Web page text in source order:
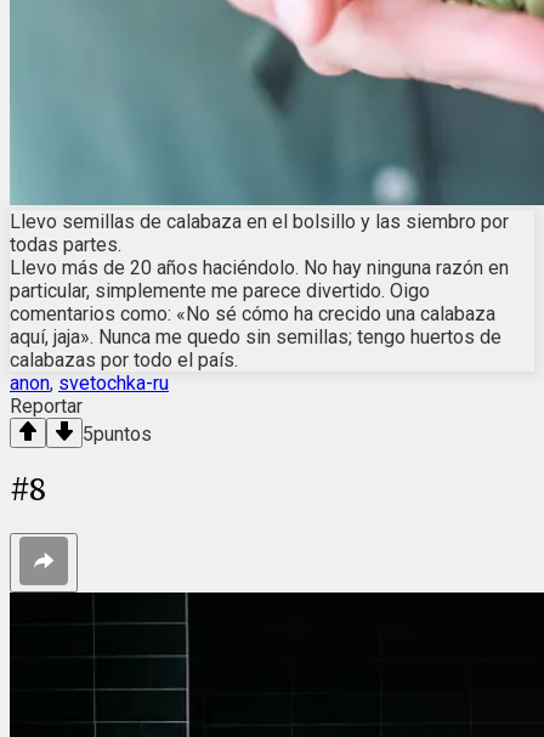
Llevo semillas de calabaza en el bolsillo y las siembro por
todas partes.
Llevo más de 20 años haciéndolo. No hay ninguna razón en
particular, simplemente me parece divertido. Oigo
comentarios como: «No sé cómo ha crecido una calabaza
aquí, jaja». Nunca me quedo sin semillas; tengo huertos de
calabazas por todo el país.
anon, svetochka-ru
Reportar
5puntos
#8